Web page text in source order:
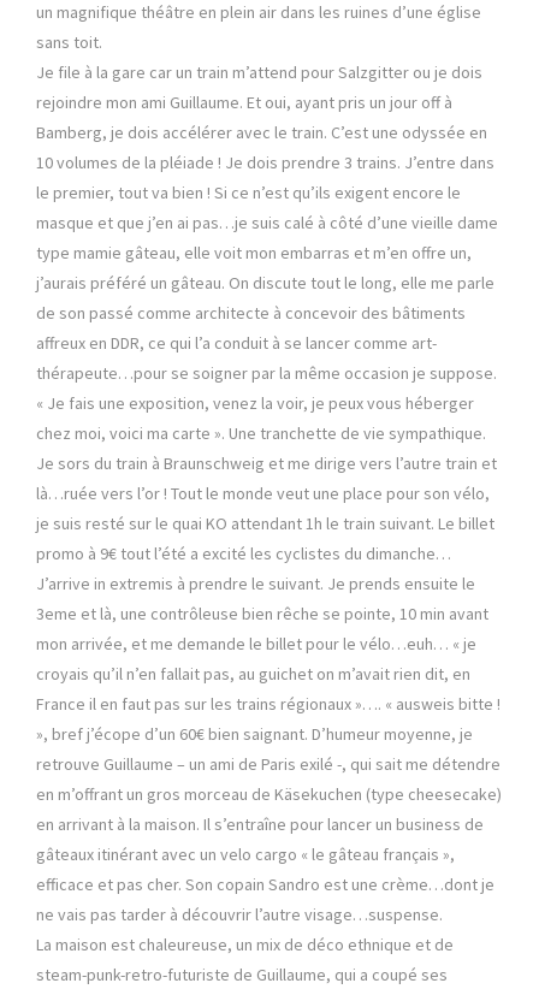
un magnifique théâtre en plein air dans les ruines d’une église
sans toit.
Je file à la gare car un train m’attend pour Salzgitter ou je dois
rejoindre mon ami Guillaume. Et oui, ayant pris un jour off à
Bamberg, je dois accélérer avec le train. C’est une odyssée en
10 volumes de la pléiade ! Je dois prendre 3 trains. J’entre dans
le premier, tout va bien ! Si ce n’est qu’ils exigent encore le
masque et que j’en ai pas…je suis calé à côté d’une vieille dame
type mamie gâteau, elle voit mon embarras et m’en offre un,
j’aurais préféré un gâteau. On discute tout le long, elle me parle
de son passé comme architecte à concevoir des bâtiments
affreux en DDR, ce qui l’a conduit à se lancer comme art-
thérapeute…pour se soigner par la même occasion je suppose.
« Je fais une exposition, venez la voir, je peux vous héberger
chez moi, voici ma carte ». Une tranchette de vie sympathique.
Je sors du train à Braunschweig et me dirige vers l’autre train et
là…ruée vers l’or ! Tout le monde veut une place pour son vélo,
je suis resté sur le quai KO attendant 1h le train suivant. Le billet
promo à 9€ tout l’été a excité les cyclistes du dimanche…
J’arrive in extremis à prendre le suivant. Je prends ensuite le
3eme et là, une contrôleuse bien rêche se pointe, 10 min avant
mon arrivée, et me demande le billet pour le vélo…euh… « je
croyais qu’il n’en fallait pas, au guichet on m’avait rien dit, en
France il en faut pas sur les trains régionaux »…. « ausweis bitte !
», bref j’écope d’un 60€ bien saignant. D’humeur moyenne, je
retrouve Guillaume – un ami de Paris exilé -, qui sait me détendre
en m’offrant un gros morceau de Käsekuchen (type cheesecake)
en arrivant à la maison. Il s’entraîne pour lancer un business de
gâteaux itinérant avec un velo cargo « le gâteau français »,
efficace et pas cher. Son copain Sandro est une crème…dont je
ne vais pas tarder à découvrir l’autre visage…suspense.
La maison est chaleureuse, un mix de déco ethnique et de
steam-punk-retro-futuriste de Guillaume, qui a coupé ses